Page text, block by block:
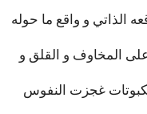
الذاتي و واقع ما حوله
المخاوف و القلق و
غجزت النفوس